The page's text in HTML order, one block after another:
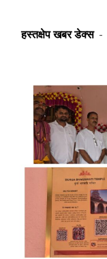
हस्तक्षेप खबर डेक्स -